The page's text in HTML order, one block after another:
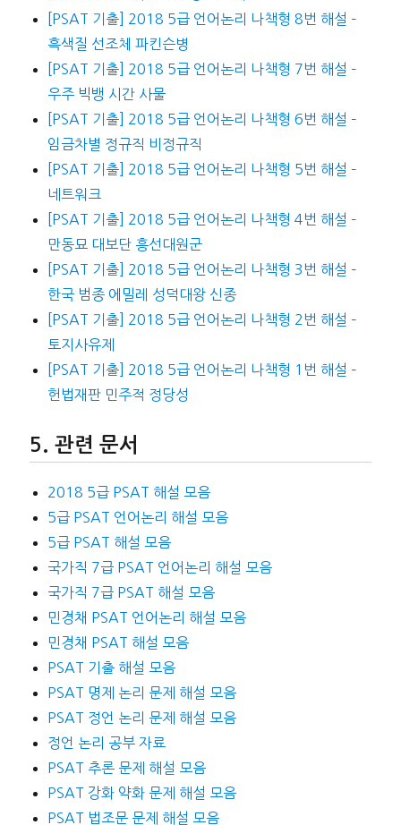
[PSAT 기출] 2018 5급 언어논리 나책형 8번 해설 –
흑색질 선조체 파킨슨병
[PSAT 기출] 2018 5급 언어논리 나책형 7번 해설 –
우주 빅뱅 시간 사물
[PSAT 기출] 2018 5급 언어논리 나책형 6번 해설 –
임금차별 정규직 비정규직
[PSAT 기출] 2018 5급 언어논리 나책형 5번 해설 –
네트워크
[PSAT 기출] 2018 5급 언어논리 나책형 4번 해설 –
만동묘 대보단 흥선대원군
[PSAT 기출] 2018 5급 언어논리 나책형 3번 해설 –
한국 범종 에밀레 성덕대왕 신종
[PSAT 기출] 2018 5급 언어논리 나책형 2번 해설 –
토지사유제
[PSAT 기출] 2018 5급 언어논리 나책형 1번 해설 –
헌법재판 민주적 정당성
관련 문서
2018 5급 PSAT 해설 모음
5급 PSAT 언어논리 해설 모음
5급 PSAT 해설 모음
국가직 7급 PSAT 언어논리 해설 모음
국가직 7급 PSAT 해설 모음
민경채 PSAT 언어논리 해설 모음
민경채 PSAT 해설 모음
PSAT 기출 해설 모음
PSAT 명제 논리 문제 해설 모음
PSAT 정언 논리 문제 해설 모음
정언 논리 공부 자료
PSAT 추론 문제 해설 모음
PSAT 강화 약화 문제 해설 모음
PSAT 법조문 문제 해설 모음